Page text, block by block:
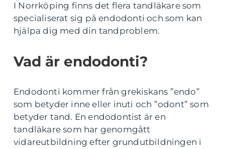
I Norrköping finns det flera tandläkare som
specialiserat sig på endodonti och som kan
hjälpa dig med din tandproblem.
Vad är endodonti?
Endodonti kommer från grekiskans ”endo”
som betyder inne eller inuti och ”odont” som
betyder tand. En endodontist är en
tandläkare som har genomgått
vidareutbildning efter grundutbildningen i